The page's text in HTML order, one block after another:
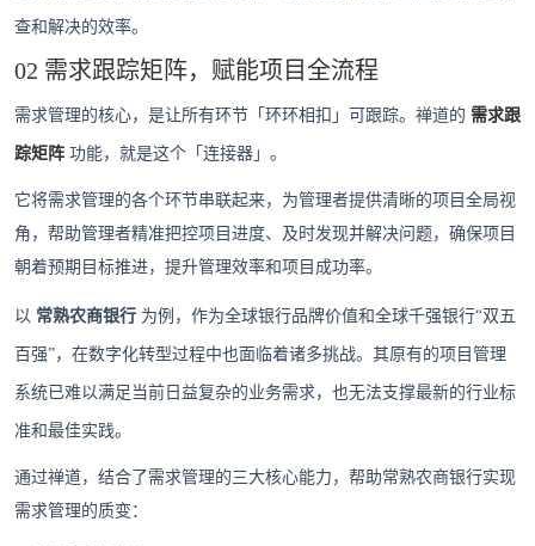
查和解决的效率。
02 需求跟踪矩阵，赋能项目全流程
需求管理的核心，是让所有环节「环环相扣」可跟踪。禅道的 需求跟
踪矩阵 功能，就是这个「连接器」。
它将需求管理的各个环节串联起来，为管理者提供清晰的项目全局视
角，帮助管理者精准把控项目进度、及时发现并解决问题，确保项目
朝着预期目标推进，提升管理效率和项目成功率。
以 常熟农商银行 为例，作为全球银行品牌价值和全球千强银行“双五
百强”，在数字化转型过程中也面临着诸多挑战。其原有的项目管理
系统已难以满足当前日益复杂的业务需求，也无法支撑最新的行业标
准和最佳实践。
通过禅道，结合了需求管理的三大核心能力，帮助常熟农商银行实现
需求管理的质变：